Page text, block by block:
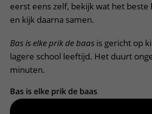
eerst eens zelf, bekijk wat het beste
en kijk daarna samen.
Bas is elke prik de baas is gericht op
lagere school leeftijd. Het duurt
minuten.
Bas is elke prik de baas